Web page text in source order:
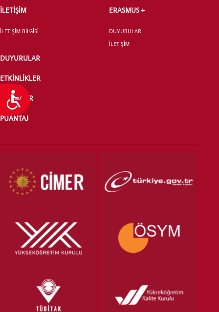
Ulaşılabilirlik
İLETİŞİM
İLETİŞİM BİLGİSİ
ERASMUS +
DUYURULAR
İLETİŞİM
DUYURULAR
ETKİNLİKLER
HABERLER
PUANTAJ